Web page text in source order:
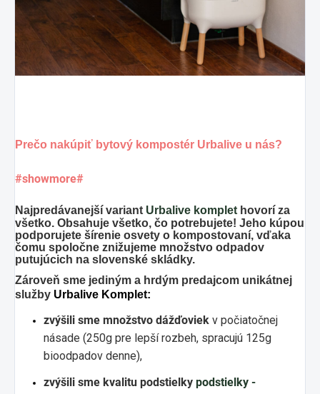
Prečo nakúpiť bytový kompostér Urbalive u nás?
#showmore#
Najpredávanejší variant Urbalive komplet hovorí za
všetko. Obsahuje všetko, čo potrebujete! Jeho kúpou
podporujete šírenie osvety o kompostovaní, vďaka
čomu spoločne znižujeme množstvo odpadov
putujúcich na slovenské skládky.
Zároveň sme jediným a hrdým predajcom unikátnej
služby Urbalive Komplet:
zvýšili sme množstvo dážďoviek v počiatočnej
násade (250g pre lepší rozbeh, spracujú 125g
bioodpadov denne),
zvýšili sme kvalitu podstielky podstielky -